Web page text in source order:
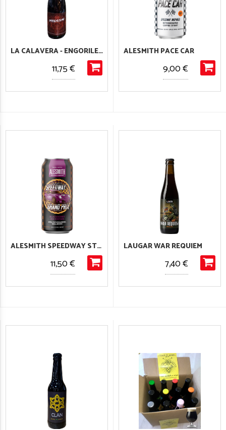
LA CALAVERA - ENGORILE DARK KONG ISLAND
11,75 €
ALESMITH PACE CAR
9,00 €
ALESMITH SPEEDWAY STOUT GRAND PRIX BLACKBERRY PIE
11,50 €
LAUGAR WAR REQUIEM
7,40 €